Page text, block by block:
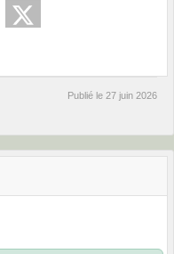
Publié le 27 juin 2026